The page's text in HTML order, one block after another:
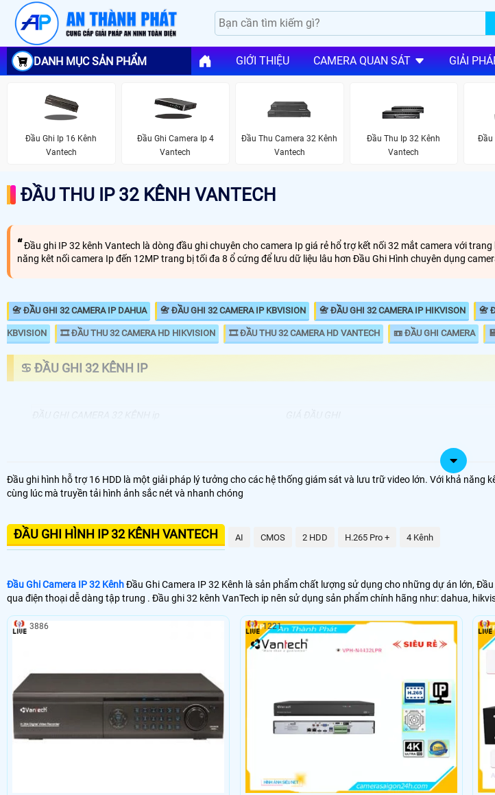
DANH MỤC SẢN PHẨM GIỚI THIỆU CAMERA QUAN SÁT GIẢI
Đầu Ghi Ip 16 Kênh
Vantech
Đầu Ghi Camera Ip 4
Vantech
Đầu Thu Camera 32 Kênh
Vantech
Đầu Thu Ip 32 Kênh
Vantech
Đầu
ĐẦU THU IP 32 KÊNH VANTECH
Đầu ghi IP 32 kênh Vantech là dòng đầu ghi chuyên cho camera Ip giá rẻ hổ trợ kết nối 32 mắt camera với
năng kêt nối camera Ip đến 12MP trang bị tối đa 8 ổ cứng để lưu dữ liệu lâu hơn Đầu Ghi Hình chuyên dụng
📇 ĐẦU GHI 32 CAMERA IP DAHUA 📇 ĐẦU GHI 32 CAMERA IP KBVISION 📇 ĐẦU GHI 32 CAMERA IP HIKVISON 📇
KBVISION 🎞 ĐẦU THU 32 CAMERA HD HIKVISION 🎞 ĐẦU THU 32 CAMERA HD VANTECH 📼 ĐẦU GHI CAMERA
♋ ĐẦU GHI 32 KÊNH IP
DS-7732NI-K4/16P
🗄 Đầu Thu Camera IP 32 Kênh Giá Rẻ
📬 Đầu Thu Camera IP 32 Kênh Chính Hãng
Đầu ghi hình hỗ trợ 16 HDD là một giải pháp lý tưởng cho các hệ thống giám sát và lưu trữ video lớn. Với khả
cùng lúc mà truyền tải hình ảnh sắc nét và nhanh chóng
ĐẦU GHI HÌNH IP 32 KÊNH VANTECH AI CMOS 2 HDD H.265 Pro + 4 Kênh
Đầu Ghi Camera IP 32 KênhĐầu Ghi Camera IP 32 Kênh là sản phẩm chất lượng sử dụng cho những dự án lớn,
qua điện thoại dễ dàng tập trung . Đầu ghi 32 kênh VanTech ip nên sử dụng sản phẩm chính hãng như: dahua,
3886 1221